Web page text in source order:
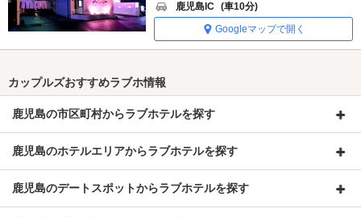
鹿児島IC (車10分)
Googleマップで開く
カップルズおすすめラブホ情報
鹿児島の市区町村からラブホテルを探す
鹿児島のホテルエリアからラブホテルを探す
鹿児島のデートスポットからラブホテルを探す